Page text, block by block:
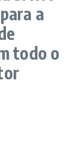
a
todo o